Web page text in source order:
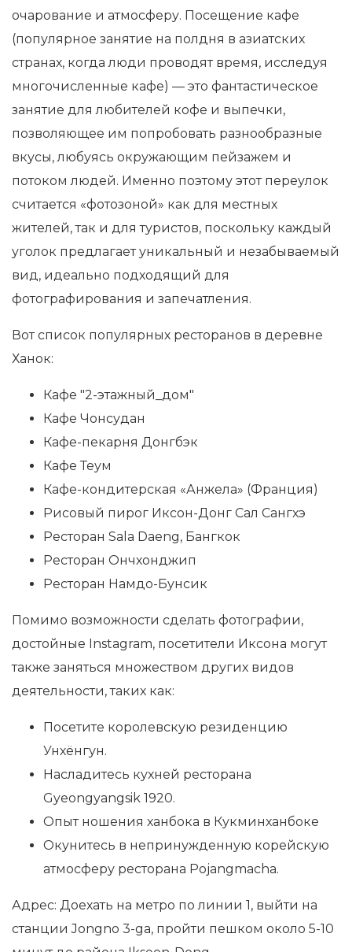
очарование и атмосферу. Посещение кафе
(популярное занятие на полдня в азиатских
странах, когда люди проводят время, исследуя
многочисленные кафе) — это фантастическое
занятие для любителей кофе и выпечки,
позволяющее им попробовать разнообразные
вкусы, любуясь окружающим пейзажем и
потоком людей. Именно поэтому этот переулок
считается «фотозоной» как для местных
жителей, так и для туристов, поскольку каждый
уголок предлагает уникальный и незабываемый
вид, идеально подходящий для
фотографирования и запечатления.
Вот список популярных ресторанов в деревне
Ханок:
Кафе "2-этажный_дом"
Кафе Чонсудан
Кафе-пекарня Донгбэк
Кафе Теум
Кафе-кондитерская «Анжела» (Франция)
Рисовый пирог Иксон-Донг Сал Сангхэ
Ресторан Sala Daeng, Бангкок
Ресторан Ончхонджип
Ресторан Намдо-Бунсик
Помимо возможности сделать фотографии,
достойные Instagram, посетители Иксона могут
также заняться множеством других видов
деятельности, таких как:
Посетите королевскую резиденцию
Унхёнгун.
Насладитесь кухней ресторана
Gyeongyangsik 1920.
Опыт ношения ханбока в Кукминханбоке
Окунитесь в непринужденную корейскую
атмосферу ресторана Pojangmacha.
Адрес: Доехать на метро по линии 1, выйти на
станции Jongno 3-ga, пройти пешком около 5-10